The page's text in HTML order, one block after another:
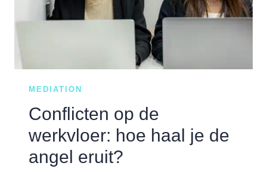
MISGAAT…
MEDIATION
Conflicten op de
werkvloer: hoe haal je de
angel eruit?